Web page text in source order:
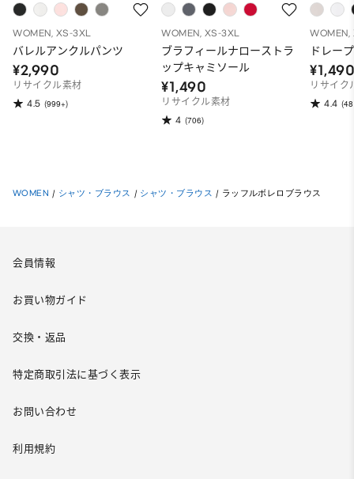
WOMEN, XS-3XL
バレルアンクルパンツ
¥2,990
リサイクル素材
4.5 (999+)
WOMEN, XS-3XL
ブラフィールナローストラ
ップキャミソール
¥1,490
リサイクル素材
4 (706)
WOMEN,
ドレー
リサイク
4.4
WOMEN / シャツ・ブラウス / シャツ・ブラウス / ラッフルボレロブラウス
会員情報
お買い物ガイド
交換・返品
特定商取引法に基づく表示
お問い合わせ
利用規約